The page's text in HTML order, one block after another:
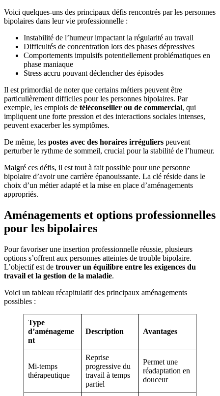
Voici quelques-uns des principaux défis rencontrés par les personnes
bipolaires dans leur vie professionnelle :
Instabilité de l’humeur impactant la régularité au travail
Difficultés de concentration lors des phases dépressives
Comportements impulsifs potentiellement problématiques en
phase maniaque
Stress accru pouvant déclencher des épisodes
Il est primordial de noter que certains métiers peuvent être
particulièrement difficiles pour les personnes bipolaires. Par
exemple, les emplois de téléconseiller ou de commercial, qui
impliquent une forte pression et des interactions sociales intenses,
peuvent exacerber les symptômes.
De même, les postes avec des horaires irréguliers peuvent
perturber le rythme de sommeil, crucial pour la stabilité de l’humeur.
Malgré ces défis, il est tout à fait possible pour une personne
bipolaire d’avoir une carrière épanouissante. La clé réside dans le
choix d’un métier adapté et la mise en place d’aménagements
appropriés.
Aménagements et options professionnelles
pour les bipolaires
Pour favoriser une insertion professionnelle réussie, plusieurs
options s’offrent aux personnes atteintes de trouble bipolaire.
L’objectif est de trouver un équilibre entre les exigences du
travail et la gestion de la maladie.
Voici un tableau récapitulatif des principaux aménagements
possibles :
Type
d’aménageme
nt
Description Avantages
Mi-temps
thérapeutique
Reprise
progressive du
travail à temps
partiel
Permet une
réadaptation en
douceur